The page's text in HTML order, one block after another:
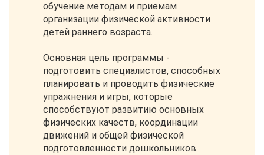
обучение методам и приемам
организации физической активности
детей раннего возраста.
Основная цель программы -
подготовить специалистов, способных
планировать и проводить физические
упражнения и игры, которые
способствуют развитию основных
физических качеств, координации
движений и общей физической
подготовленности дошкольников.